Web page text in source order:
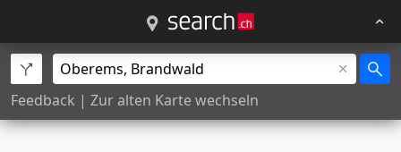
Feedback | Zur alten Karte wechseln